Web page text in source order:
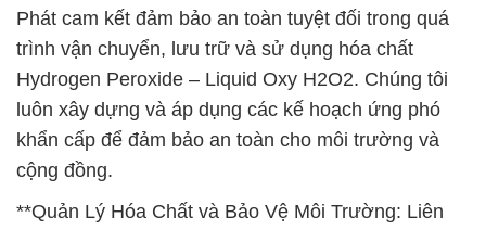
Phát cam kết đảm bảo an toàn tuyệt đối trong quá
trình vận chuyển, lưu trữ và sử dụng hóa chất
Hydrogen Peroxide – Liquid Oxy H2O2. Chúng tôi
luôn xây dựng và áp dụng các kế hoạch ứng phó
khẩn cấp để đảm bảo an toàn cho môi trường và
cộng đồng.
**Quản Lý Hóa Chất và Bảo Vệ Môi Trường: Liên